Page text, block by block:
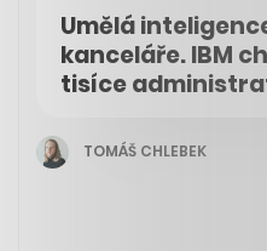
Umělá
kanceláře. IBM
tisíce
TOMÁŠ CHLEBEK